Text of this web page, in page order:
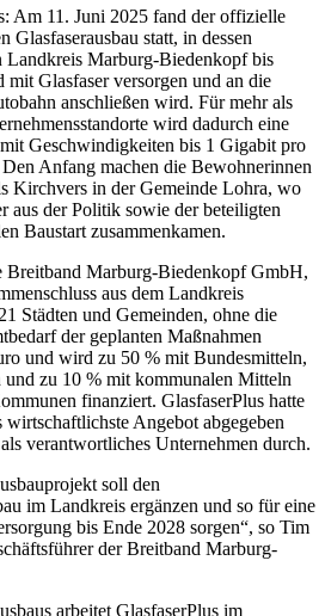
Am 11. Juni 2025 fand der offizielle
Glasfaserausbau statt, in dessen
Landkreis Marburg-Biedenkopf bis
mit Glasfaser versorgen und an die
anschließen wird. Für mehr als
wird dadurch eine
Geschwindigkeiten bis 1 Gigabit pro
Anfang machen die Bewohnerinnen
Kirchvers in der Gemeinde Lohra, wo
aus der Politik sowie der beteiligten
Baustart zusammenkamen.
Breitband Marburg-Biedenkopf GmbH,
aus dem Landkreis
Städten und Gemeinden, ohne die
der geplanten Maßnahmen
und wird zu 50 % mit Bundesmitteln,
zu 10 % mit kommunalen Mitteln
finanziert. GlasfaserPlus hatte
Angebot abgegeben
verantwortliches Unternehmen durch.
soll den
im Landkreis ergänzen und so für eine
bis Ende 2028 sorgen“, so Tim
der Breitband Marburg-
arbeitet GlasfaserPlus im